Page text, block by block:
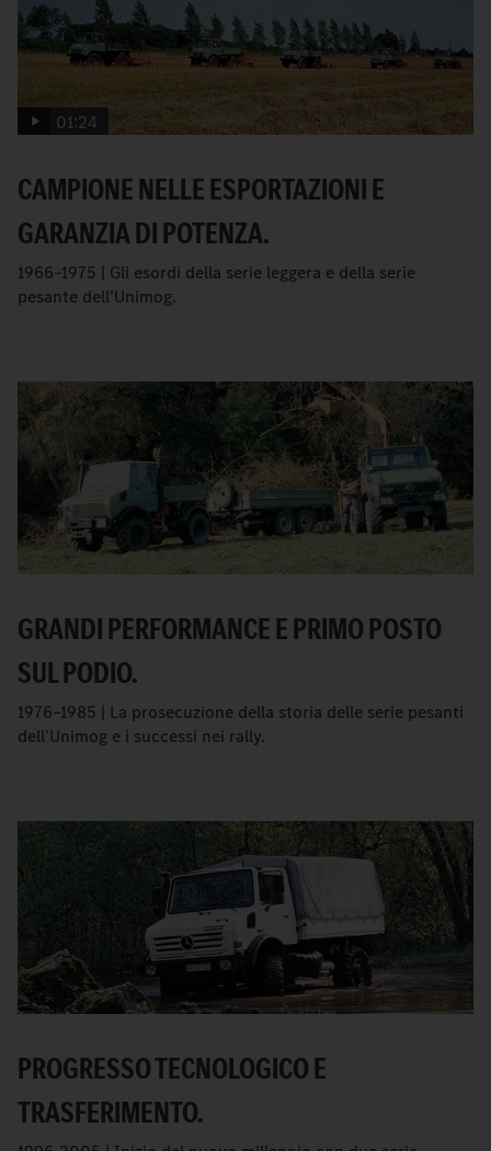
01:24
CAMPIONE NELLE ESPORTAZIONI E
GARANZIA DI POTENZA.
1966–1975 | Gli esordi della serie leggera e della serie
pesante dell’Unimog.
GRANDI PERFORMANCE E PRIMO POSTO
SUL PODIO.
1976–1985 | La prosecuzione della storia delle serie pesanti
dell’Unimog e i successi nei rally.
PROGRESSO TECNOLOGICO E
TRASFERIMENTO.